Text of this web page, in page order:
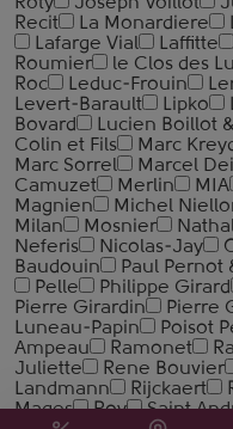
Recit
La Monardiere
Lafarge Vial
Laffitte
Roumier
le Clos des
Roc
Leduc-Frouin
Levert-Barault
Lipko
Bovard
Lucien Boillot
Colin et Fils
Marc
Marc Sorrel
Marcel
Camuzet
Merlin MIA
Magnien
Michel
Milan
Mosnier
Neferis
Nicolas-Jay
Baudouin
Paul Pernot
Pelle
Philippe Girard
Pierre Girardin
Pierre
Luneau-Papin
Poisot
Ampeau
Ramonet
Juliette
Rene Bouvier
Landmann
Rijckaert
Mages
Roy Saint